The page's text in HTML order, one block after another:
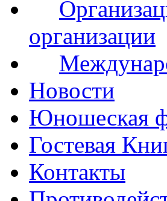
организации
Новости
Юношеская
Гостевая
Контакты